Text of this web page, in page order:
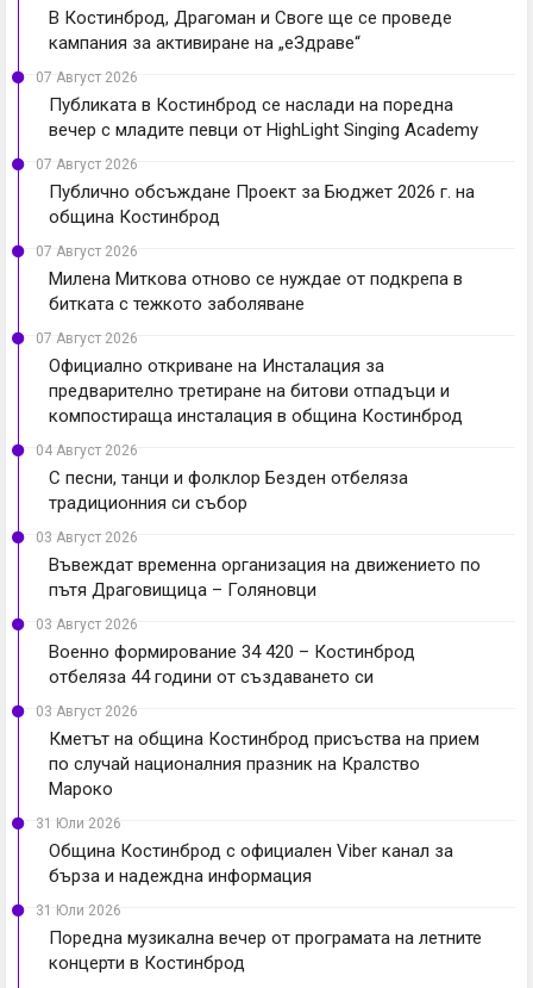
В Костинброд, Драгоман и Своге ще се проведе
кампания за активиране на „еЗдраве“
07 Август 2026
Публиката в Костинброд се наслади на поредна
вечер с младите певци от HighLight Singing Academy
07 Август 2026
Публично обсъждане Проект за Бюджет 2026 г. на
община Костинброд
07 Август 2026
Милена Миткова отново се нуждае от подкрепа в
битката с тежкото заболяване
07 Август 2026
Официално откриване на Инсталация за
предварително третиране на битови отпадъци и
компостираща инсталация в община Костинброд
04 Август 2026
С песни, танци и фолклор Безден отбеляза
традиционния си събор
03 Август 2026
Въвеждат временна организация на движението по
пътя Драговищица – Голяновци
03 Август 2026
Военно формирование 34 420 – Костинброд
отбеляза 44 години от създаването си
03 Август 2026
Кметът на община Костинброд присъства на прием
по случай националния празник на Кралство
Мароко
31 Юли 2026
Община Костинброд с официален Viber канал за
бърза и надеждна информация
31 Юли 2026
Поредна музикална вечер от програмата на летните
концерти в Костинброд